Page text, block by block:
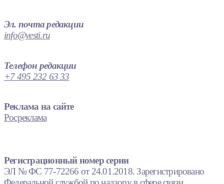
Эл. почта редакции
info@vesti.ru
Телефон редакции
+7 495 232 63 33
Реклама на сайте
Росреклама
Регистрационный номер серии
ЭЛ № ФС 77-72266 от 24.01.2018. Зарегистрировано